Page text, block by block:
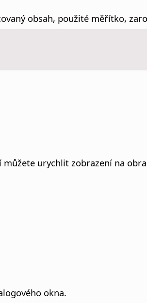
obsah, použité měřítko,
urychlit zobrazení na
okna.